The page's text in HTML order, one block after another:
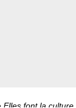
Elles font la culture